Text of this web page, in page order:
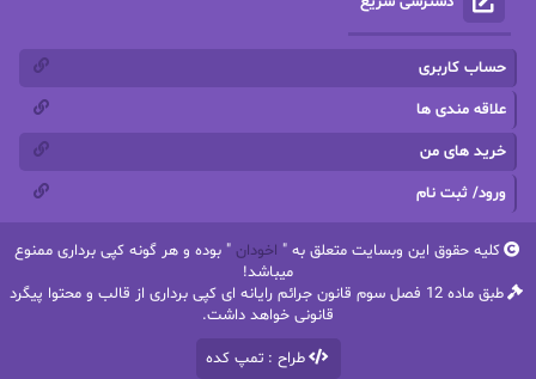
پنلوپه وارد
تاران
ترنم.25
ثمین سرابی جان فاولز
جرج.آر.آر.مارتین
جوجومویز
حساب کاربری
علاقه مندی ها
خرید های من
ورود/ ثبت نام
کلیه حقوق این وبسایت متعلق به " اخودان " بوده و هر گونه کپی برداری ممنوع
میباشد!
طبق ماده 12 فصل سوم قانون جرائم رایانه ای کپی برداری از قالب و محتوا پیگرد
قانونی خواهد داشت.
طراح : تمپ کده